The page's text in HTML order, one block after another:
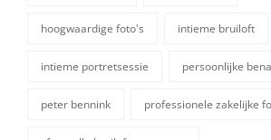
hoogwaardige foto's intieme bruiloft
intieme portretsessie persoonlijke
peter bennink professionele zakelijke